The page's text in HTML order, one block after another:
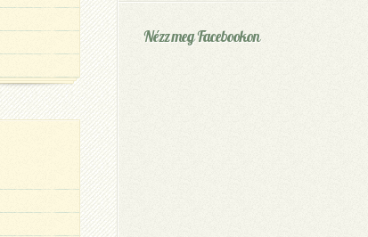
Nézz meg Facebookon